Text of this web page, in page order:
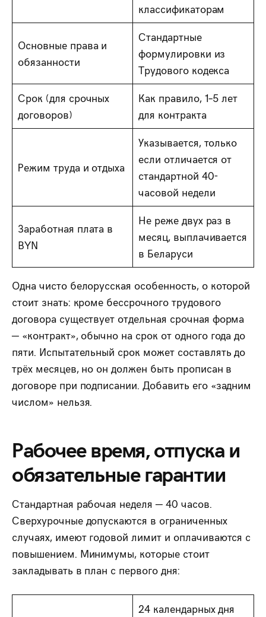
классификаторам
Основные права и
обязанности
Стандартные
формулировки из
Трудового кодекса
Срок (для срочных
договоров)
Как правило, 1–5 лет
для контракта
Режим труда и отдыха
Указывается, только
если отличается от
стандартной 40-
часовой недели
Заработная плата в
BYN
Не реже двух раз в
месяц, выплачивается
в Беларуси
Одна чисто белорусская особенность, о которой
стоит знать: кроме бессрочного трудового
договора существует отдельная срочная форма
— «контракт», обычно на срок от одного года до
пяти. Испытательный срок может составлять до
трёх месяцев, но он должен быть прописан в
договоре при подписании. Добавить его «задним
числом» нельзя.
Рабочее время, отпуска и
обязательные гарантии
Стандартная рабочая неделя — 40 часов.
Сверхурочные допускаются в ограниченных
случаях, имеют годовой лимит и оплачиваются с
повышением. Минимумы, которые стоит
закладывать в план с первого дня:
24 календарных дня